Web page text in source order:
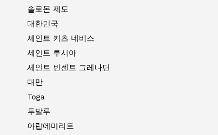
솔로몬 제도
대한민국
세인트 키츠 네비스
세인트 루시아
세인트 빈센트 그레나딘
대만
Toga
투발루
아랍에미리트